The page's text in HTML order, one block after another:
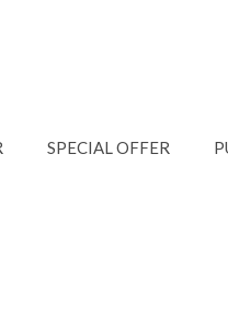
SPECIAL OFFER